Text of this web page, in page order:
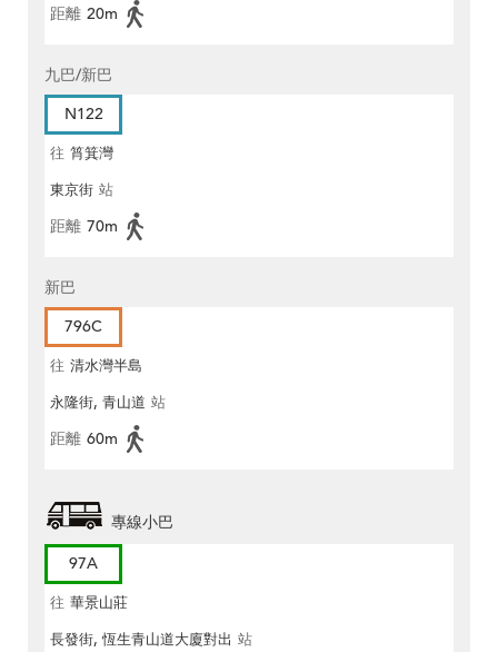
距離 20m
九巴/新巴
N122
往 筲箕灣
東京街 站
距離 70m
新巴
796C
往 清水灣半島
永隆街, 青山道 站
距離 60m
專線小巴
97A
往 華景山莊
長發街, 恆生青山道大廈對出 站